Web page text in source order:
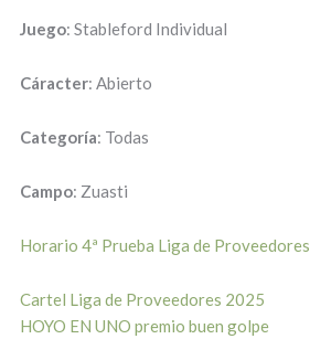
Juego: Stableford Individual
Cáracter: Abierto
Categoría: Todas
Campo: Zuasti
Horario 4ª Prueba Liga de Proveedores
Cartel Liga de Proveedores 2025
HOYO EN UNO premio buen golpe